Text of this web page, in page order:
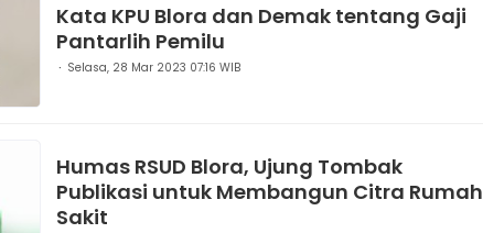
Kata KPU Blora dan Demak tentang Gaji
Pantarlih Pemilu
Selasa, 28 Mar 2023 07:16 WIB
Humas RSUD Blora, Ujung Tombak
Publikasi untuk Membangun Citra Rumah
Sakit